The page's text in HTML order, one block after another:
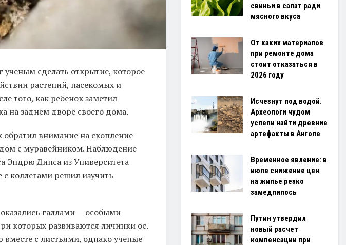
сделать открытие, которое
растений, насекомых и
того, как ребенок заметил
на заднем дворе своего дома.
внимание на скопление
с муравейником. Наблюдение
Эндрю Динса из Университета
коллегами решил изучить
галлами — особыми
которых развиваются личинки ос.
с листьями, однако ученые
свиньи в салат ради
мясного вкуса
От каких материалов
при ремонте дома
стоит отказаться в
2026 году
Исчезнут под водой.
Археологи чудом
успели найти древние
артефакты в Анголе
Временное явление: в
июле снижение цен
на жилье резко
замедлилось
Путин утвердил
новый расчет
компенсации при